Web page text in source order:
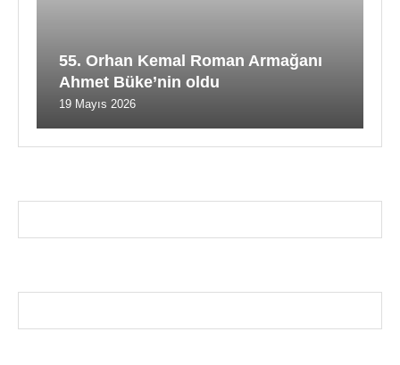
55. Orhan Kemal Roman Armağanı
Ahmet Büke’nin oldu
19 Mayıs 2026